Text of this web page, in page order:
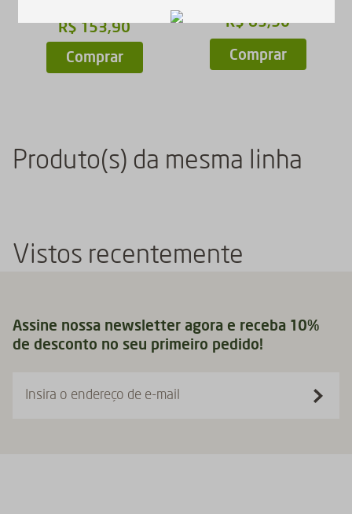
R$ 153,90
Comprar
R$ 83,90
Comprar
Produto(s) da mesma linha
Vistos recentemente
Assine nossa newsletter agora e receba 10%
de desconto no seu primeiro pedido!
Insira o endereço de e-mail